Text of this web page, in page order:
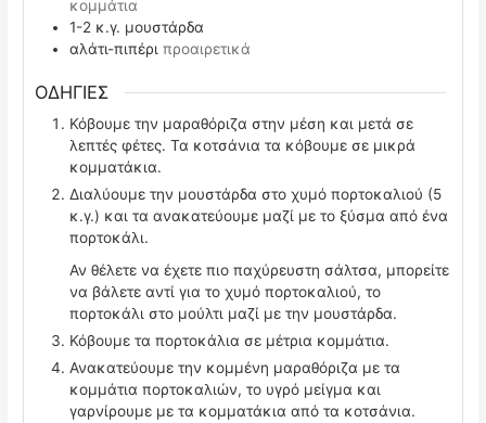
κομμάτια
1-2 κ.γ. μουστάρδα
αλάτι-πιπέρι προαιρετικά
ΟΔΗΓΙΕΣ
Κόβουμε την μαραθόριζα στην μέση και μετά σε
λεπτές φέτες. Τα κοτσάνια τα κόβουμε σε μικρά
κομματάκια.
Διαλύουμε την μουστάρδα στο χυμό πορτοκαλιού (5
κ.γ.) και τα ανακατεύουμε μαζί με το ξύσμα από ένα
πορτοκάλι.
Αν θέλετε να έχετε πιο παχύρευστη σάλτσα, μπορείτε
να βάλετε αντί για το χυμό πορτοκαλιού, το
πορτοκάλι στο μούλτι μαζί με την μουστάρδα.
Κόβουμε τα πορτοκάλια σε μέτρια κομμάτια.
Ανακατεύουμε την κομμένη μαραθόριζα με τα
κομμάτια πορτοκαλιών, το υγρό μείγμα και
γαρνίρουμε με τα κομματάκια από τα κοτσάνια.